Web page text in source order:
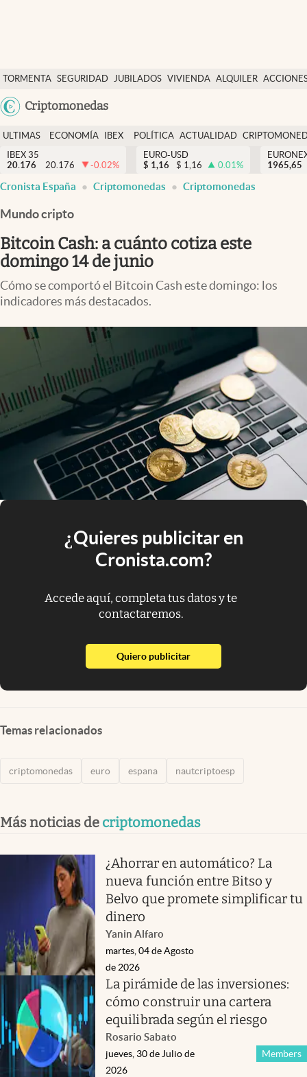
TORMENTA SEGURIDAD JUBILADOS VIVIENDA ALQUILER
USA
Colombia
Criptomonedas
Economía y finanzas
Política
Actualidad
Criptomonedas
España
ULTIMAS
NOTICIAS
ECONOMÍA
FINANZAS
IBEX
EURO
POLÍTICA ACTUALIDAD
IBEX 35
20.176
20.176 -0.02%
EURO-USD
$ 1,16 $ 1,16 0.01%
1965,65
Cronista España Criptomonedas Criptomonedas
Mundo cripto
Bitcoin Cash: a cuánto cotiza este
domingo 14 de junio
Cómo se comportó el Bitcoin Cash este domingo: los
indicadores más destacados.
¿Quieres publicitar en
Cronista.com?
Accede aquí, completa tus datos y te
contactaremos.
Quiero publicitarabre en nueva pestaña
Temas relacionados
criptomonedas euro espana nautcriptoesp
Más noticias de criptomonedas
¿Ahorrar en automático? La
nueva función entre Bitso y
Belvo que promete simplificar tu
dinero
Yanin Alfaro
martes, 04 de Agosto
de 2026
La pirámide de las inversiones:
cómo construir una cartera
equilibrada según el riesgo
Rosario Sabato
Members
jueves, 30 de Julio de
2026